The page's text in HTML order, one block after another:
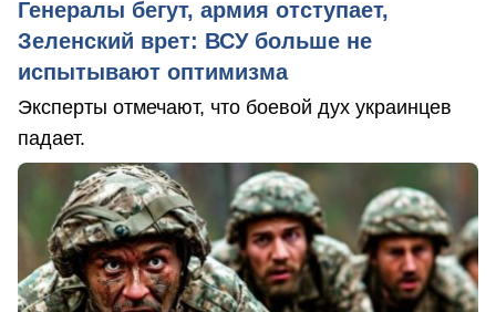
Генералы бегут, армия отступает,
Зеленский врет: ВСУ больше не
испытывают оптимизма
Эксперты отмечают, что боевой дух украинцев
падает.